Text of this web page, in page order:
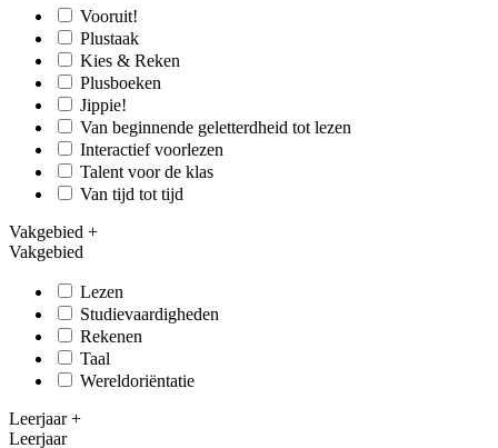
Vooruit!
Plustaak
Kies & Reken
Plusboeken
Jippie!
Van beginnende geletterdheid tot lezen
Interactief voorlezen
Talent voor de klas
Van tijd tot tijd
Vakgebied +
Vakgebied
Lezen
Studievaardigheden
Rekenen
Taal
Wereldoriëntatie
Leerjaar+
Leerjaar